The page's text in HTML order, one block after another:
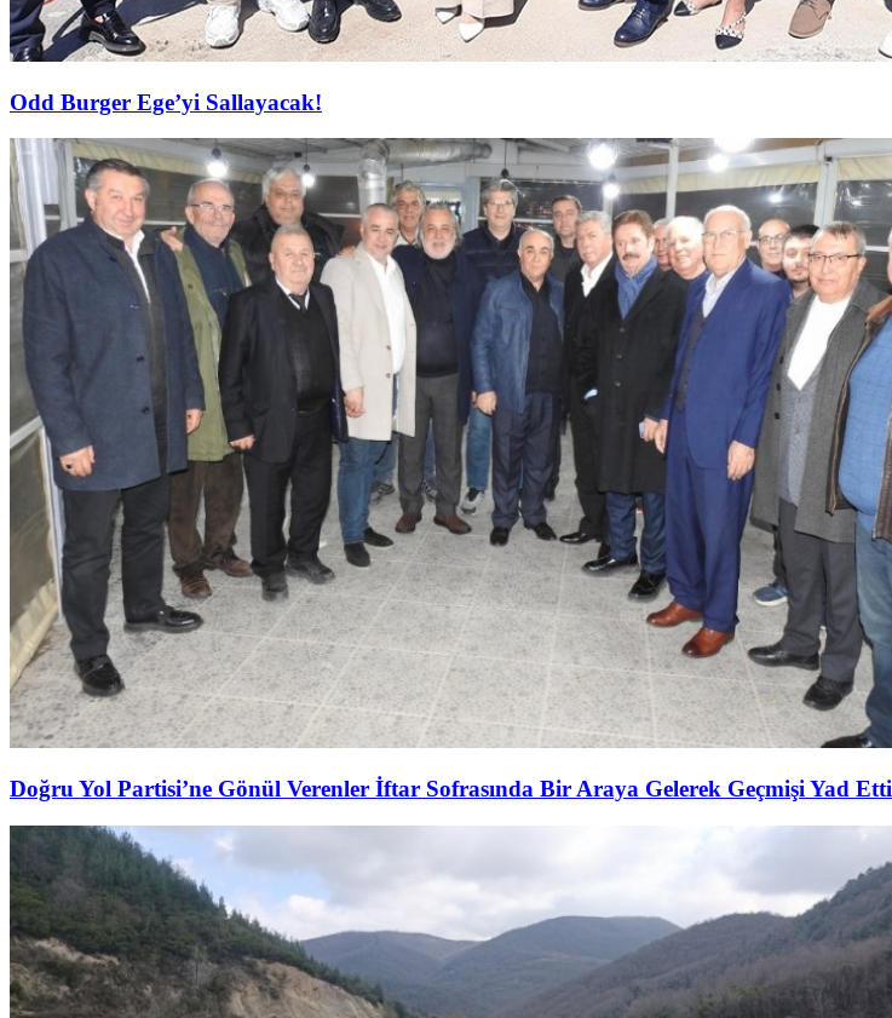
Odd Burger Ege’yi Sallayacak!
Doğru Yol Partisi’ne Gönül Verenler İftar Sofrasında Bir Araya Gelerek Geçmişi Yad Etti